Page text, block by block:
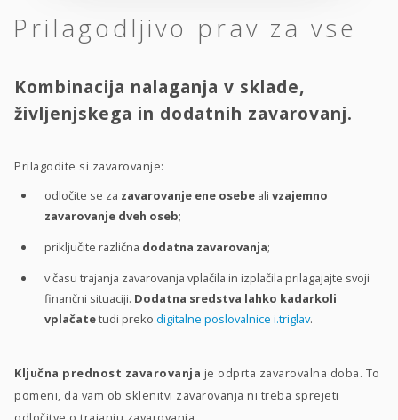
Prilagodljivo prav za vse
Kombinacija nalaganja v sklade,
življenjskega in dodatnih zavarovanj.
Prilagodite si zavarovanje:
odločite se za zavarovanje ene osebe ali vzajemno
zavarovanje dveh oseb;
priključite različna dodatna zavarovanja;
v času trajanja zavarovanja vplačila in izplačila prilagajajte svoji
finančni situaciji. Dodatna sredstva lahko kadarkoli
vplačatetudi preko digitalne poslovalnice i.triglav.
Ključna prednost zavarovanja je odprta zavarovalna doba. To
pomeni, da vam ob sklenitvi zavarovanja ni treba sprejeti